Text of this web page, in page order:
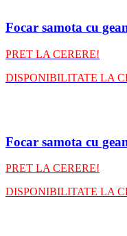
Focar samota cu
PRET LA CERERE!
DISPONIBILITATE LA
Focar samota cu
PRET LA CERERE!
DISPONIBILITATE LA